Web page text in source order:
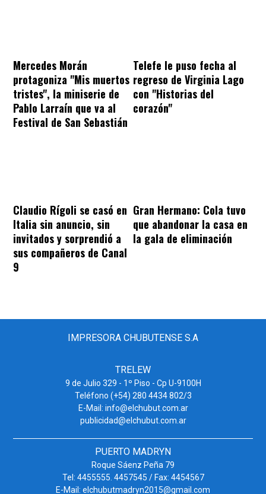
Mercedes Morán
protagoniza "Mis muertos
tristes", la miniserie de
Pablo Larraín que va al
Festival de San Sebastián
Telefe le puso fecha al
regreso de Virginia Lago
con "Historias del
corazón"
Claudio Rígoli se casó en
Italia sin anuncio, sin
invitados y sorprendió a
sus compañeros de Canal
9
Gran Hermano: Cola tuvo
que abandonar la casa en
la gala de eliminación
IMPRESORA CHUBUTENSE S.A
TRELEW
9 de Julio 329 - 1º Piso - Cp U-9100H
Teléfono (+54) 280 4434 802/3
E-Mail: info@elchubut.com.ar
publicidad@elchubut.com.ar
PUERTO MADRYN
Roque Sáenz Peña 79
Tel: 4455555. 4457545 / Fax: 4454567
E-Mail: elchubutmadryn2015@gmail.com